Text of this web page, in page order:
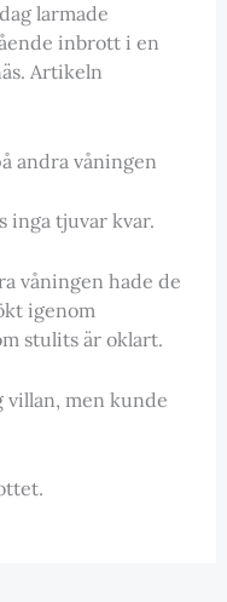
larmade
inbrott i en
Artikeln
andra våningen
inga tjuvar kvar.
våningen hade de
igenom
stulits är oklart.
villan, men kunde